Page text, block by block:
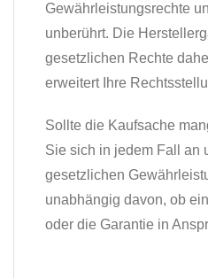
Gewährleistungsrechte
unberührt. Die
gesetzlichen Rechte
erweitert Ihre
Sollte die Kaufsache
Sie sich in jedem Fall an
gesetzlichen
unabhängig davon, ob
oder die Garantie in